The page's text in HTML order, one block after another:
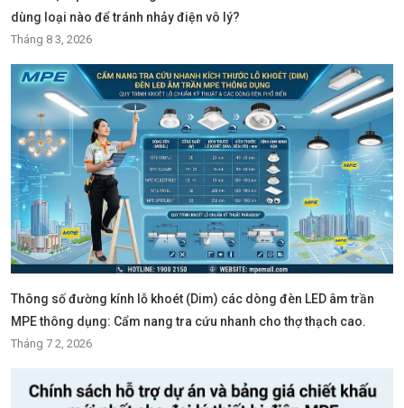
dùng loại nào để tránh nhảy điện vô lý?
Tháng 8 3, 2026
Thông số đường kính lỗ khoét (Dim) các dòng đèn LED âm trần
MPE thông dụng: Cẩm nang tra cứu nhanh cho thợ thạch cao.
Tháng 7 2, 2026